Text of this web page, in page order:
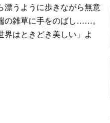
漂うように歩きながら無意
の雑草に手をのばし……。
界はときどき美しい」よ